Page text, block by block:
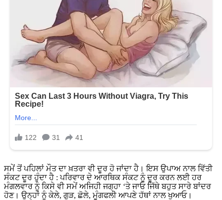
ਸਮੇਂ ਤੋਂ ਪਹਿਲਾਂ ਮੌਤ ਦਾ ਖ਼ਤਰਾ ਵੀ ਦੂਰ ਹੋ ਜਾਂਦਾ ਹੈ। ਇਸ ਉਪਾਅ ਨਾਲ ਵਿੱਤੀ
ਸੰਕਟ ਦੂਰ ਹੁੰਦਾ ਹੈ : ਪਰਿਵਾਰ ਦੇ ਆਰਥਿਕ ਸੰਕਟ ਨੂੰ ਦੂਰ ਕਰਨ ਲਈ ਹਰ
ਮੰਗਲਵਾਰ ਨੂੰ ਕਿਸੇ ਵੀ ਸਮੇਂ ਅਜਿਹੀ ਜਗ੍ਹਾ ‘ਤੇ ਜਾਓ ਜਿੱਥੇ ਬਹੁਤ ਸਾਰੇ ਬਾਂਦਰ
ਹੋਣ। ਉਨ੍ਹਾਂ ਨੂੰ ਕੇਲੇ, ਗੁੜ, ਛੋਲੇ, ਮੂੰਗਫਲੀ ਆਪਣੇ ਹੱਥਾਂ ਨਾਲ ਖੁਆਓ।